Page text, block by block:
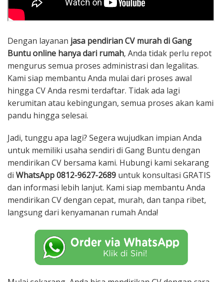
Dengan layanan jasa pendirian CV murah di Gang
Buntu online hanya dari rumah, Anda tidak perlu repot
mengurus semua proses administrasi dan legalitas.
Kami siap membantu Anda mulai dari proses awal
hingga CV Anda resmi terdaftar. Tidak ada lagi
kerumitan atau kebingungan, semua proses akan kami
pandu hingga selesai.
Jadi, tunggu apa lagi? Segera wujudkan impian Anda
untuk memiliki usaha sendiri di Gang Buntu dengan
mendirikan CV bersama kami. Hubungi kami sekarang
di WhatsApp 0812-9627-2689 untuk konsultasi GRATIS
dan informasi lebih lanjut. Kami siap membantu Anda
mendirikan CV dengan cepat, murah, dan tanpa ribet,
langsung dari kenyamanan rumah Anda!